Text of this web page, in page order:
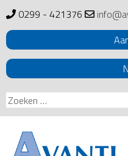
0299 - 421376
Zoeken
naar: